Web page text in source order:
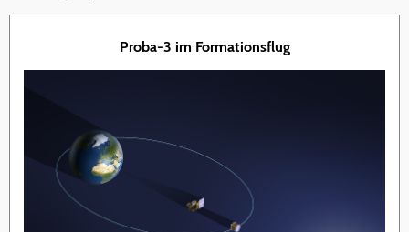
Proba-3 im Formationsflug